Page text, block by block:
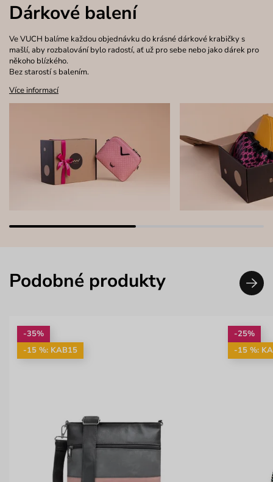
Dárkové balení
Ve VUCH balíme každou objednávku do krásné dárkové krabičky s
mašlí, aby rozbalování bylo radostí, ať už pro sebe nebo jako dárek pro
někoho blízkého.
Bez starostí s balením.
Více informací
Podobné produkty
-35%
-15 %: KAB15
-25%
-15 %: